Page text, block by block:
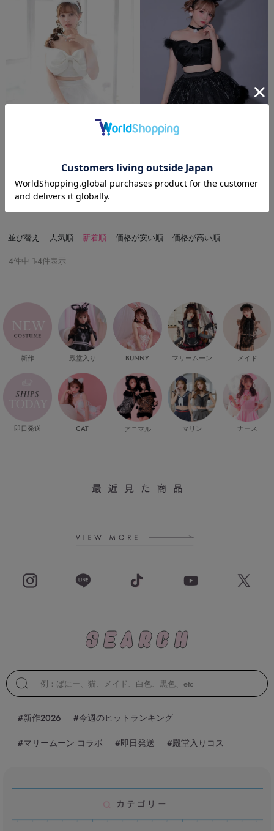
【即日発送＊】
【3点セット】J CORE Bunny ホワイト
送料無料
【即日発送＊】
【3点セット】J CORE Bunny ブラック
vcsbn-240573-1-ac
送料無料
並び替え 人気順 新着順 価格が安い順
価格が高い順
4件中 1-4件表示
新作
即日発送
殿堂入り
CAT
BUNNY
アニマル
マリームーン
マリン
メイド
ナース
#新作2026 #今週のヒットランキング
#マリームーン コラボ #即日発送 #殿堂入りコス